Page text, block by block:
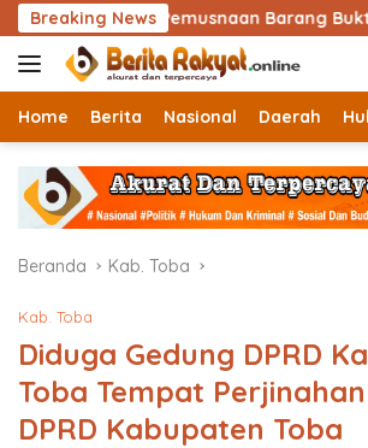
Langsung
ke
konten
Breaking News
Pemusnaan Barang Bukti
Home Berita Nasional Daerah
Beranda Kab. Toba
Kab. Toba
Diduga Gedung DPRD
Toba Tempat
DPRD Kabupaten Toba